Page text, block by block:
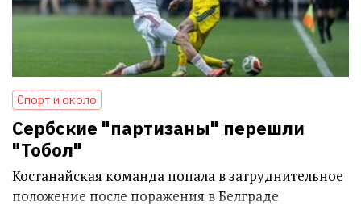
Спорт и около
Сербские "партизаны" перешли
"Тобол"
Костанайская команда попала в затруднительное
положение после поражения в Белграде